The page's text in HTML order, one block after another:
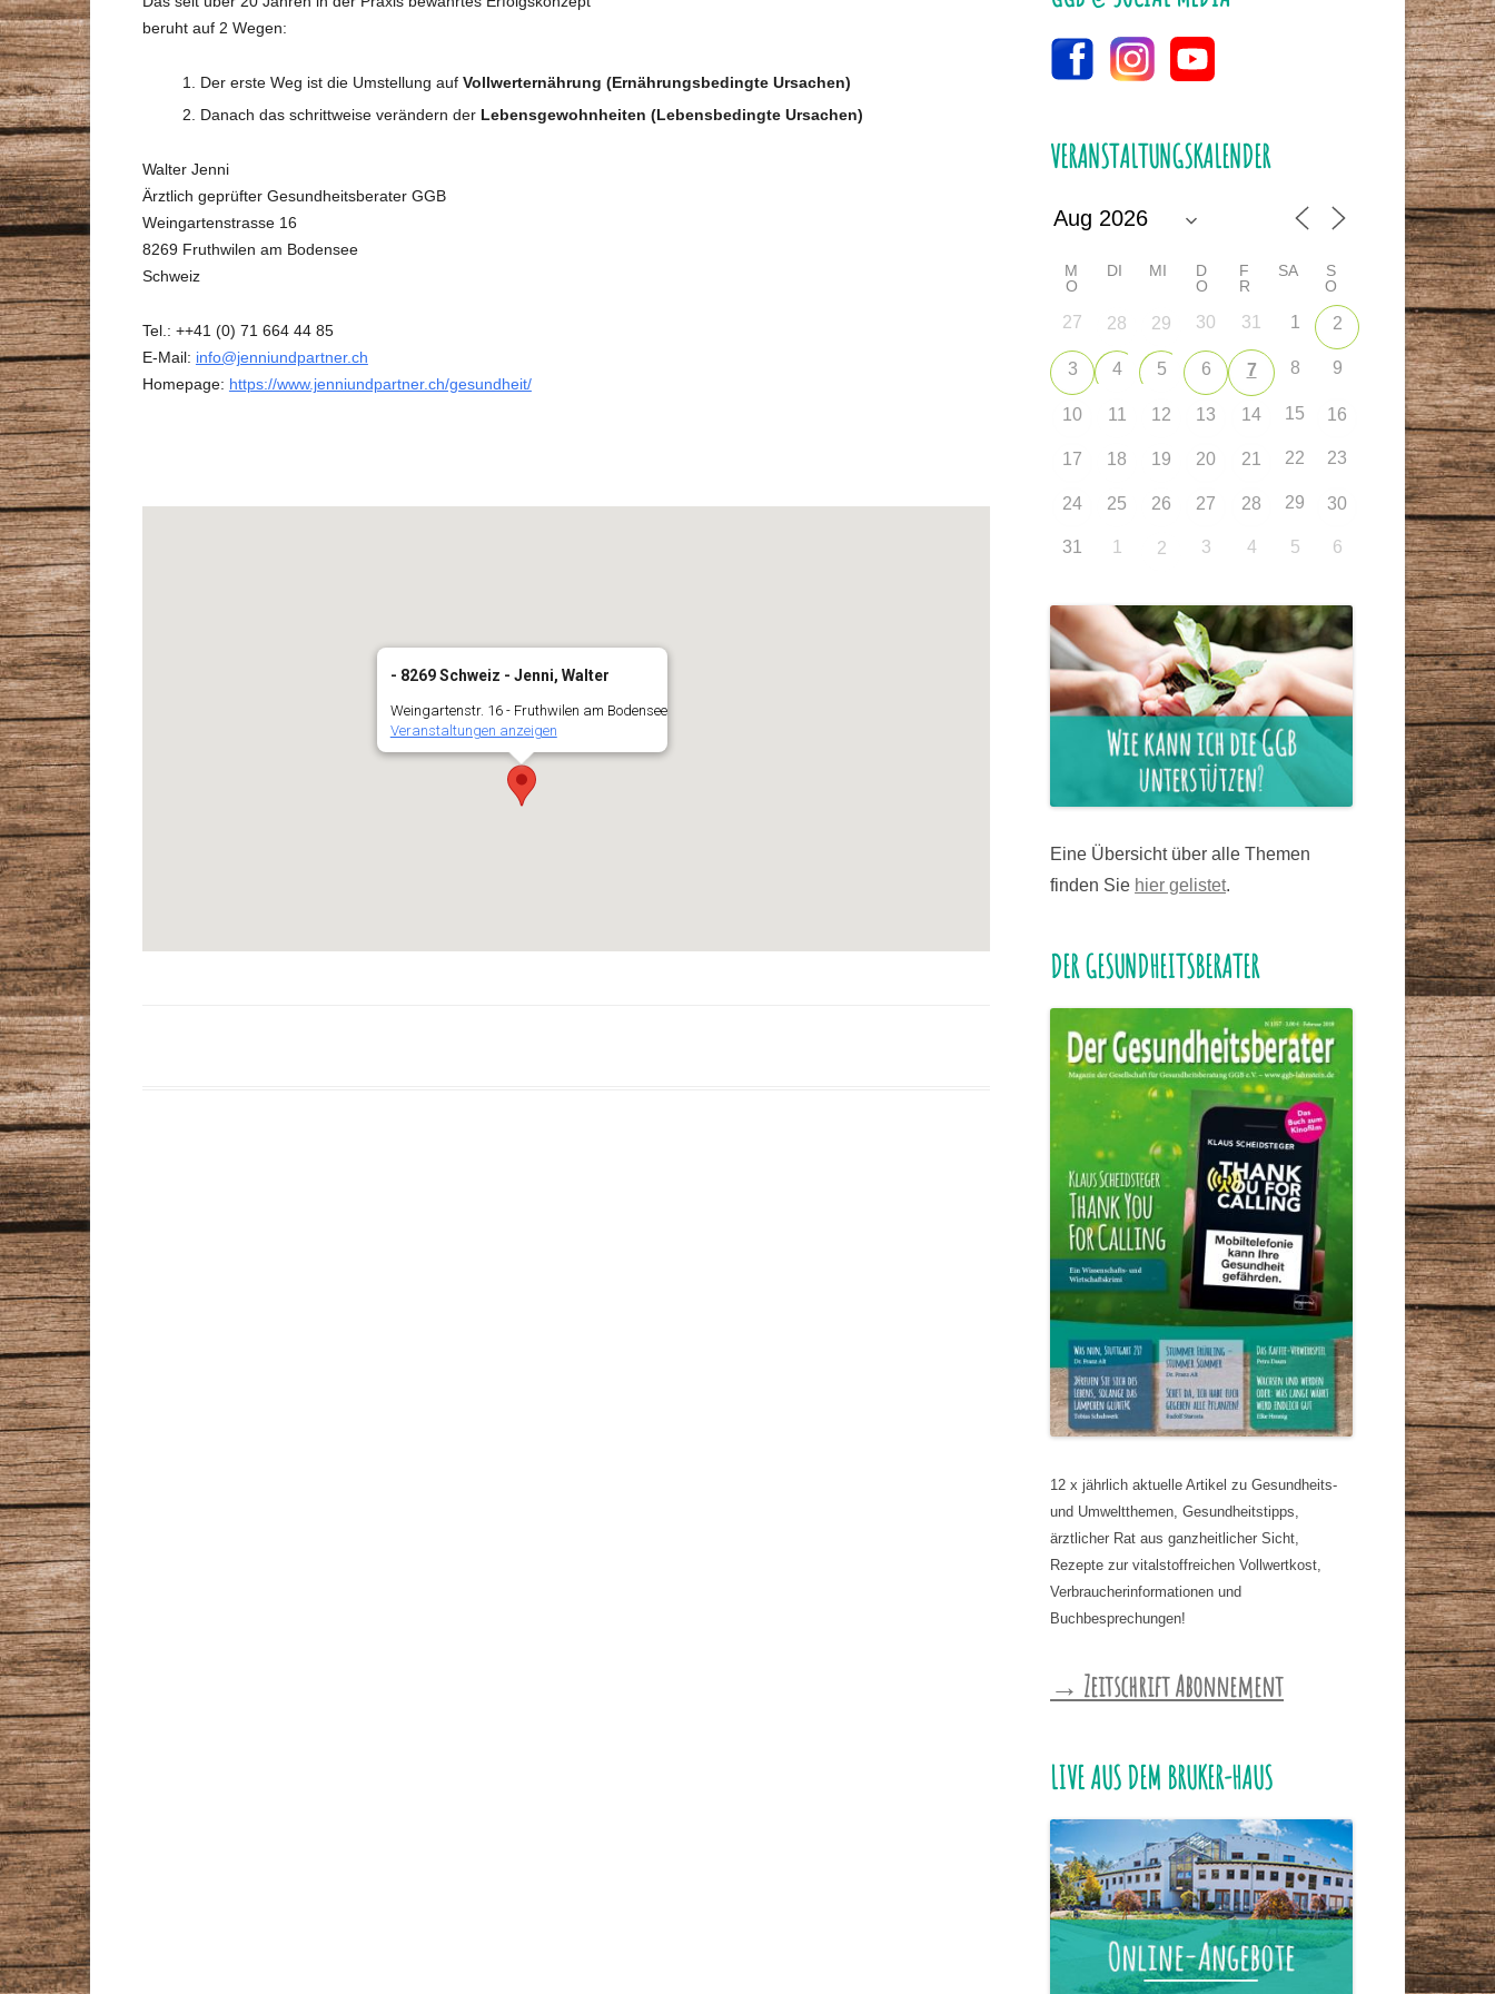
beruht auf 2 Wegen:
Der erste Weg ist die Umstellung auf Vollwerternährung (Ernährungsbedingte Ursachen)
Danach das schrittweise verändern der Lebensgewohnheiten (Lebensbedingte Ursachen)
Walter Jenni
Ärztlich geprüfter Gesundheitsberater GGB
Weingartenstrasse 16
8269 Fruthwilen am Bodensee
Schweiz
Tel.: ++41 (0) 71 664 44 85
E-Mail: info@jenniundpartner.ch
Homepage: https://www.jenniundpartner.ch/gesundheit/
- 8269 Schweiz - Jenni, Walter
Weingartenstr. 16 - Fruthwilen am Bodensee
Veranstaltungen anzeigen
VERANSTALTUNGSKALENDER
M
O
DI MI
D
O
F
R
SA
S
O
27 28 29 30 31 1 2
3 4 5 6 7 8 9
10 11 12 13 14 15 16
17 18 19 20 21 22 23
24 25 26 27 28 29 30
31 1 2 3 4 5 6
Eine Übersicht über alle Themen
finden Sie hier gelistet.
DER GESUNDHEITSBERATER
12 x jährlich aktuelle Artikel zu Gesundheits-
und Umweltthemen, Gesundheitstipps,
ärztlicher Rat aus ganzheitlicher Sicht,
Rezepte zur vitalstoffreichen Vollwertkost,
Verbraucherinformationen und
Buchbesprechungen!
→ Zeitschrift Abonnement
LIVE AUS DEM BRUKER-HAUS